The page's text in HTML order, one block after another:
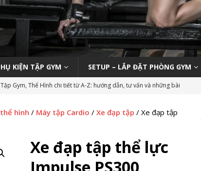
KIỆN TẬP GYM SETUP – LẮP ĐẶT PHÒNG GYM
Gym, Thể Hình chi tiết từ A-Z: hướng dẫn, tư vấn và những bài
270 tại phòng gym | Nên hay không nên?
KINH NGHIỆM MỞ
viên Gym (Thể hình – Fitness) tại TP HCM tháng 9/2019
LỚP
hình / Máy tập Cardio / Xe đạp tập / Xe đạp tập
Xe đạp tập thể lực
Impulse PS300